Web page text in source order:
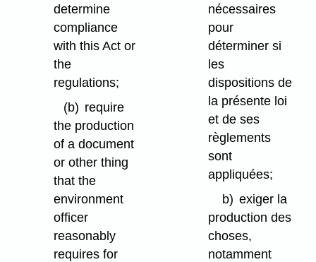
determine
compliance
with this Act or
the
regulations;
(b) require
the production
of a document
or other thing
that the
environment
officer
reasonably
requires for
nécessaires
pour
déterminer si
les
dispositions de
la présente loi
et de ses
règlements
sont
appliquées;
b) exiger la
production des
choses,
notamment